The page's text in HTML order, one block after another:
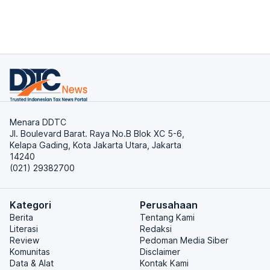
Menara DDTC
Jl. Boulevard Barat. Raya No.B Blok XC 5-6,
Kelapa Gading, Kota Jakarta Utara, Jakarta
14240
(021) 29382700
Kategori
Berita
Literasi
Review
Komunitas
Data & Alat
Perusahaan
Tentang Kami
Redaksi
Pedoman Media Siber
Disclaimer
Kontak Kami